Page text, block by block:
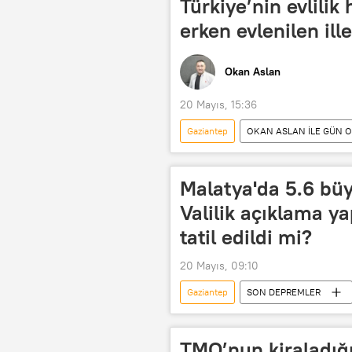
Türkiye’nin evlilik
erken evlenilen
Okan Aslan
20 Mayıs, 15:36
Gaziantep OKAN ASLAN İLE GÜN
Türkiye İstatistik Kurumu (TÜİK)
Malatya'da 5.6
Valilik açıklama
tatil edildi mi?
20 Mayıs, 09:10
Gaziantep SON DEPREMLER
Son Depremler
Osman